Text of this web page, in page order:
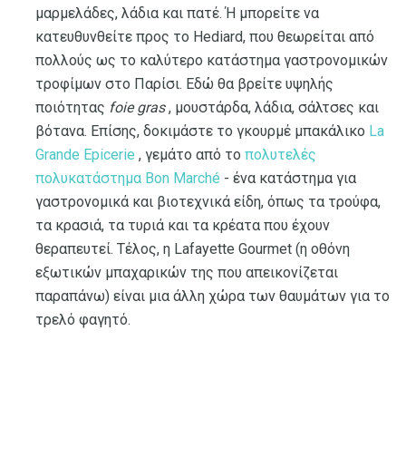
μαρμελάδες, λάδια και πατέ. Ή μπορείτε να
κατευθυνθείτε προς το Hediard, που θεωρείται από
πολλούς ως το καλύτερο κατάστημα γαστρονομικών
τροφίμων στο Παρίσι. Εδώ θα βρείτε υψηλής
ποιότητας foie gras, μουστάρδα, λάδια, σάλτσες και
βότανα. Επίσης, δοκιμάστε το γκουρμέ μπακάλικο La
Grande Epicerie , γεμάτο από το πολυτελές
πολυκατάστημα Bon Marché - ένα κατάστημα για
γαστρονομικά και βιοτεχνικά είδη, όπως τα τρούφα,
τα κρασιά, τα τυριά και τα κρέατα που έχουν
θεραπευτεί. Τέλος, η Lafayette Gourmet (η οθόνη
εξωτικών μπαχαρικών της που απεικονίζεται
παραπάνω) είναι μια άλλη χώρα των θαυμάτων για το
τρελό φαγητό.